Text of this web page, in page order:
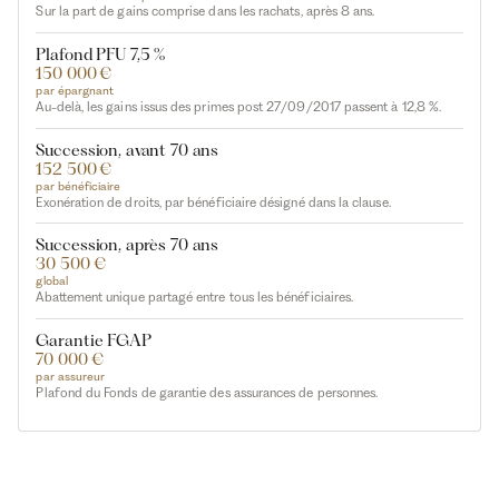
Sur la part de gains comprise dans les rachats, après 8 ans.
Plafond PFU 7,5 %
150 000 €
par épargnant
Au-delà, les gains issus des primes post 27/09/2017 passent à 12,8 %.
Succession, avant 70 ans
152 500 €
par bénéficiaire
Exonération de droits, par bénéficiaire désigné dans la clause.
Succession, après 70 ans
30 500 €
global
Abattement unique partagé entre tous les bénéficiaires.
Garantie FGAP
70 000 €
par assureur
Plafond du Fonds de garantie des assurances de personnes.